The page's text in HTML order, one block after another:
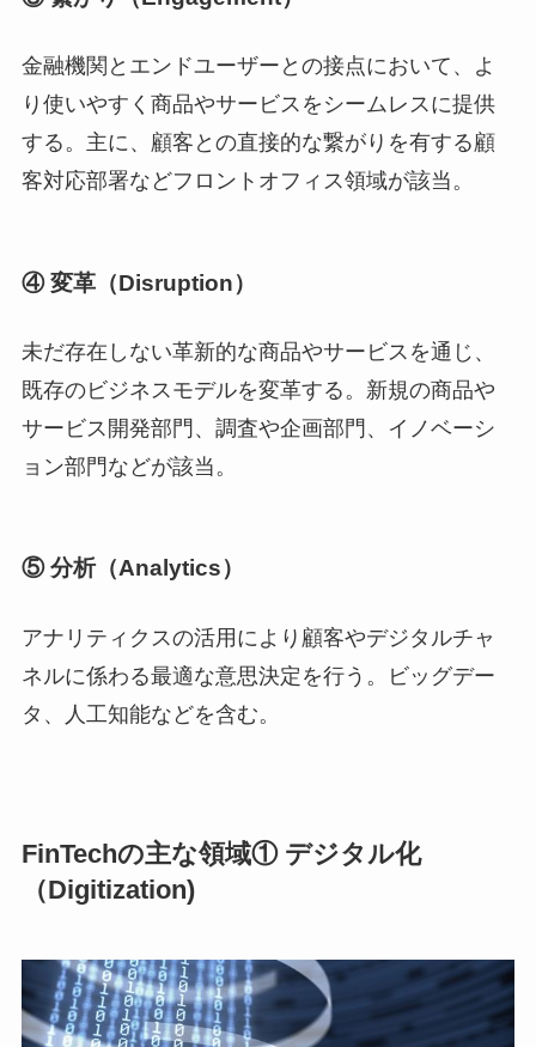
金融機関とエンドユーザーとの接点において、よ
り使いやすく商品やサービスをシームレスに提供
する。主に、顧客との直接的な繋がりを有する顧
客対応部署などフロントオフィス領域が該当。
④ 変革（Disruption）
未だ存在しない革新的な商品やサービスを通じ、
既存のビジネスモデルを変革する。新規の商品や
サービス開発部門、調査や企画部門、イノベーシ
ョン部門などが該当。
⑤ 分析（Analytics）
アナリティクスの活用により顧客やデジタルチャ
ネルに係わる最適な意思決定を行う。ビッグデー
タ、人工知能などを含む。
FinTechの主な領域① デジタル化
（Digitization)